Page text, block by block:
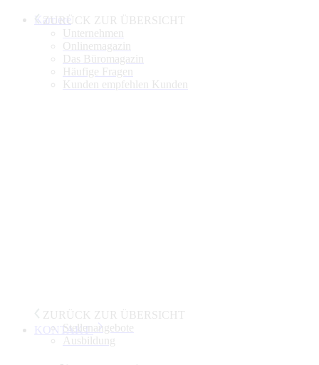
ZURÜCK ZUR ÜBERSICHT
Unternehmen
Onlinemagazin
Das Büromagazin
Häufige Fragen
Kunden empfehlen Kunden
Karriere
ZURÜCK ZUR ÜBERSICHT
Stellenangebote
Ausbildung
KONTAKT